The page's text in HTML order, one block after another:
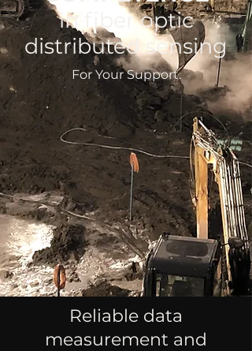
in fiber optic
distributed sensing
For Your Support.
Reliable data
measurement and